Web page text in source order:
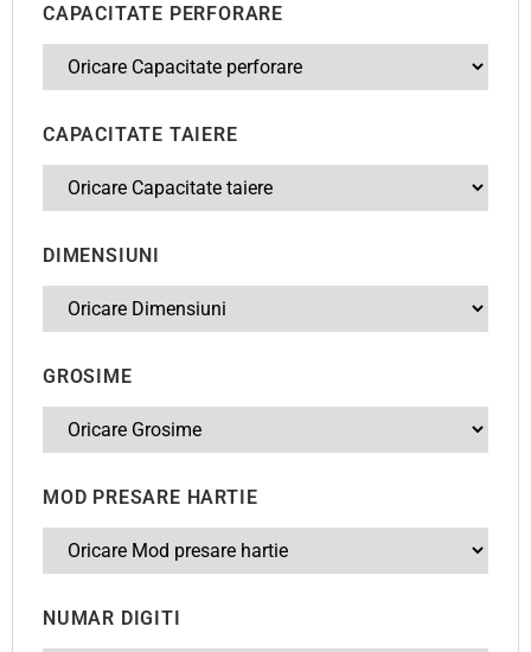
CAPACITATE PERFORARE
CAPACITATE TAIERE
DIMENSIUNI
GROSIME
MOD PRESARE HARTIE
NUMAR DIGITI